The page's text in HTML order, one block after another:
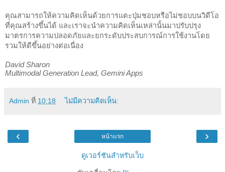
คุณสามารถให้ความคิดเห็นด้วยการแตะปุ่มชอบหรือไม่ชอบบนวิดีโอ
ที่คุณสร้างขึ้นได้ และเราจะนำความคิดเห็นเหล่านั้นมาปรับปรุง
มาตรการความปลอดภัยและยกระดับประสบการณ์การใช้งานโดย
รวมให้ดีขึ้นอย่างต่อเนื่อง
David Sharon
Multimodal Generation Lead, Gemini Apps
Admin ที่ 10:18 ไม่มีความคิดเห็น:
‹ ›
หน้าแรก
ดูเวอร์ชันสำหรับเว็บ